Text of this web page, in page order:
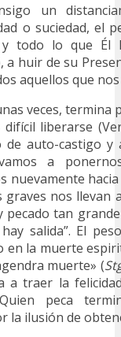
un
o suciedad, el
y todo lo que
a huir de su
aquellos que
veces, termina
difícil liberarse
auto-castigo y
a
nuevamente
graves nos llevan
pecado tan
salida”. El
en la muerte
muerte» (
a traer la
peca
la ilusión de